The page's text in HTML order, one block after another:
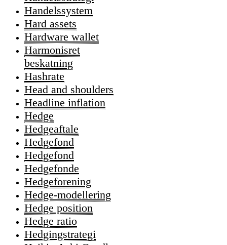
Handelssystem
Hard assets
Hardware wallet
Harmonisret
beskatning
Hashrate
Head and shoulders
Headline inflation
Hedge
Hedgeaftale
Hedgefond
Hedgefond
Hedgefonde
Hedgeforening
Hedge-modellering
Hedge position
Hedge ratio
Hedgingstrategi